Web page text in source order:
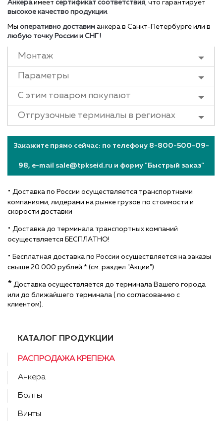
Анкераимеет сертификат соответствия, что гарантирует
высокое качество продукции.
Мы оперативно доставим анкера в Санкт-Петербурге или в
любую точку России и СНГ !
Монтаж
Параметры
С этим товаром покупают
Отгрузочные терминалы в регионах
Закажите прямо сейчас: по телефону 8-800-500-09-
98, e-mail sale@tpkseid.ru и форму "Быстрый заказ"
• Доставка по России осуществляется транспортными
компаниями, лидерами на рынке грузов по стоимости и
скорости доставки
• Доставка до терминала транспортных компаний
осуществляется БЕСПЛАТНО!
• Бесплатная доставка по России осуществляется на заказы
свыше 20 000 рублей * (см. раздел "Акции")
* Доставка осуществляется до терминала Вашего города
или до ближайшего терминала ( по согласованию с
клиентом).
КАТАЛОГ ПРОДУКЦИИ
РАСПРОДАЖА КРЕПЕЖА
Анкера
Болты
Винты